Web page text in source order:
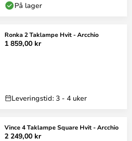
På lager
Ronka 2 Taklampe Hvit - Arcchio
1 859,00 kr
Leveringstid: 3 - 4 uker
Vince 4 Taklampe Square Hvit - Arcchio
2 249,00 kr